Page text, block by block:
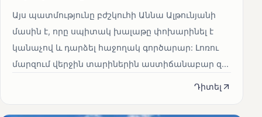
Այս պատմությունը բժշկուհի Աննա Ալթունյանի
մասին է, որը սպիտակ խալաթը փոխարինել է
կանաչով և դարձել հաջողակ գործարար: Լոռու
մարզում վերջին տարիներին աստիճանաբար զ...
Դիտել